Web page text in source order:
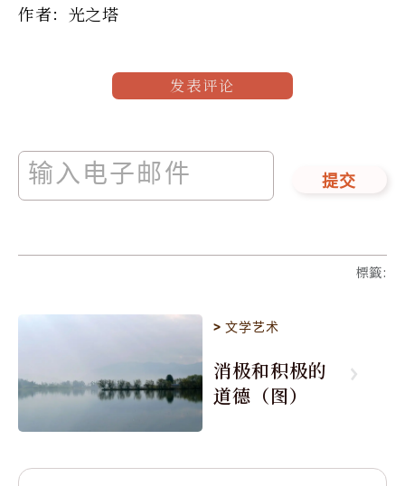
作者：光之塔
发表评论
提交
標籤:
>文学艺术
消极和积极的
道德（图）